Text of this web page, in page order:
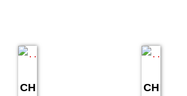
CH
CH